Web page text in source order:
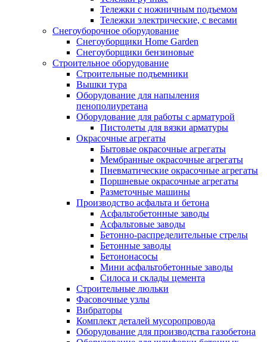
Тележки с ножничным подъемом
Тележки электрические, с весами
Снегоуборочное оборудование
Снегоуборщики Home Garden
Снегоуборщики бензиновые
Строительное оборудование
Cтроительные подъемники
Вышки тура
Оборудование для напыления
пенополиуретана
Оборудование для работы с арматурой
Пистолеты для вязки арматуры
Окрасочные агрегаты
Бытовые окрасочные агрегаты
Мембранные окрасочные агрегаты
Пневматические окрасочные агрегаты
Поршневые окрасочные агрегаты
Разметочные машины
Производство асфальта и бетона
Асфальтобетонные заводы
Асфальтовые заводы
Бетонно-распределительные стрелы
Бетонные заводы
Бетононасосы
Мини асфальтобетонные заводы
Силоса и склады цемента
Строительные люльки
Фасовочные узлы
Вибраторы
Комплект деталей мусоропровода
Оборудование для производства газобетона